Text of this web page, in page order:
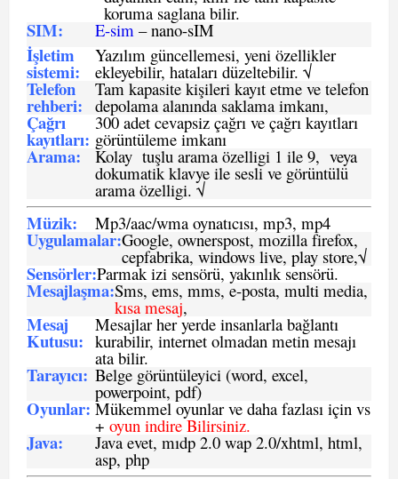
koruma saglana bilir.
SIM: E-sim – nano-sIM
İşletim
sistemi:
Yazılım güncellemesi, yeni özellikler
ekleyebilir, hataları düzeltebilir. √
Telefon
rehberi:
Tam kapasite kişileri kayıt etme ve telefon
depolama alanında saklama imkanı,
Çağrı
kayıtları:
300 adet cevapsiz çağrı ve çağrı kayıtları
görüntüleme imkanı
Arama: Kolay tuşlu arama özelligi 1 ile 9, veya
dokumatik klavye ile sesli ve görüntülü
arama özelligi. √
Müzik: Mp3/aac/wma oynatıcısı, mp3, mp4
Uygulamalar:Google, ownerspost, mozilla firefox,
cepfabrika, windows live, play store,√
Sensörler:Parmak izi sensörü, yakınlık sensörü.
Mesajlaşma:Sms, ems, mms, e-posta, multi media,
kısa mesaj,
Mesaj
Kutusu:
Mesajlar her yerde insanlarla bağlantı
kurabilir, internet olmadan metin mesajı
ata bilir.
Tarayıcı: Belge görüntüleyici (word, excel,
powerpoint, pdf)
Oyunlar: Mükemmel oyunlar ve daha fazlası için vs
+ oyun indire Bilirsiniz.
Java: Java evet, mıdp 2.0 wap 2.0/xhtml, html,
asp, php